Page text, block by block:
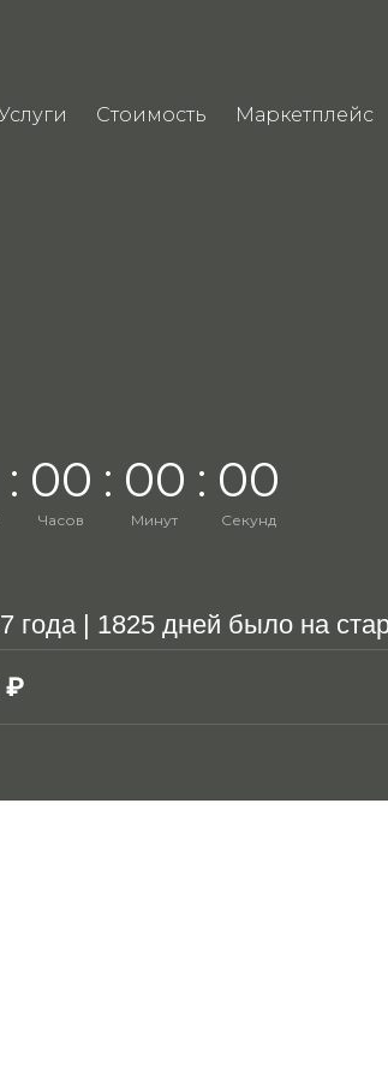
Стоимость Маркетплейс
: 00
Часов
: 00
Минут
: 00
Секунд
года | 1825 дней было на
₽